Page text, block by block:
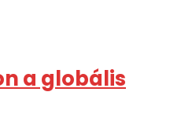
a globális